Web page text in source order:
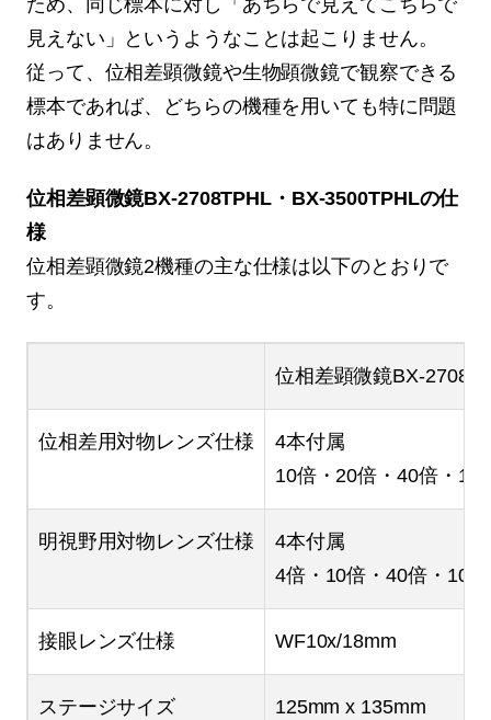
見えない」というようなことは起こりません。
従って、位相差顕微鏡や生物顕微鏡で観察できる
標本であれば、どちらの機種を用いても特に問題
はありません。
位相差顕微鏡BX-2708TPHL・BX-3500TPHLの仕
様
位相差顕微鏡2機種の主な仕様は以下のとおりで
す。
位相差顕微鏡BX-
位相差用対物レンズ仕様
4本付属
10倍・20倍・40倍・
明視野用対物レンズ仕様
4本付属
4倍・10倍・40倍・100
接眼レンズ仕様 WF10x/18mm
ステージサイズ
125mm x 135mm